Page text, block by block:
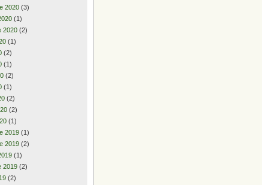
2020 (3)
(1)
2020 (2)
(1)
(2)
(1)
(2)
(1)
(2)
(2)
(1)
2019 (1)
2019 (2)
(1)
2019 (2)
(2)